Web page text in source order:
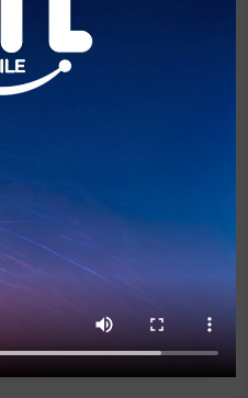
y Asuntos
de Entel